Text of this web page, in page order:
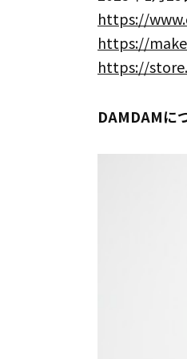
https://
https://
https://
DAMDAMに